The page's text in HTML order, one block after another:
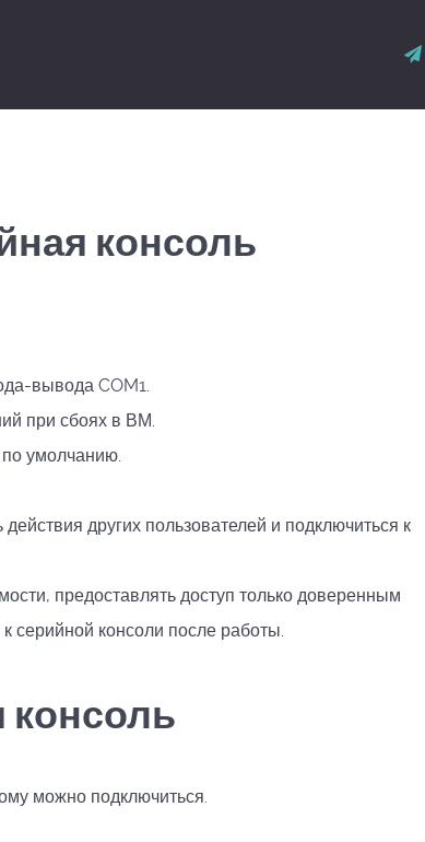
консоль
вывода COM1.
при сбоях в ВМ.
умолчанию.
других пользователей и подключиться к
предоставлять доступ только доверенным
серийной консоли после работы.
консоль
можно подключиться.